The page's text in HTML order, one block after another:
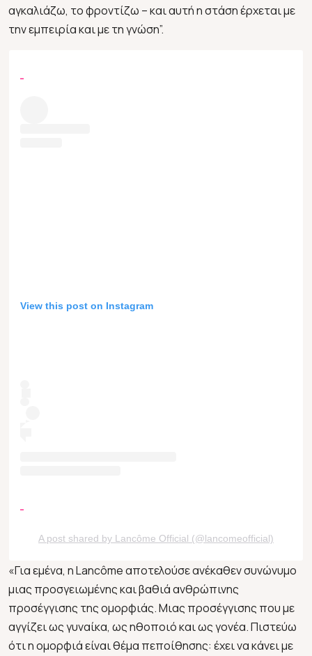
αγκαλιάζω, το φροντίζω – και αυτή η στάση έρχεται με
την εμπειρία και με τη γνώση”.
View this post on Instagram
A post shared by Lancôme Official (@lancomeofficial)
«Για εμένα, η Lancôme αποτελούσε ανέκαθεν συνώνυμο
μιας προσγειωμένης και βαθιά ανθρώπινης
προσέγγισης της ομορφιάς. Μιας προσέγγισης που με
αγγίζει ως γυναίκα, ως ηθοποιό και ως γονέα. Πιστεύω
ότι η ομορφιά είναι θέμα πεποίθησης: έχει να κάνει με